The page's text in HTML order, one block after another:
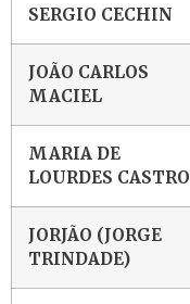
SERGIO CECHIN
JOÃO CARLOS
MACIEL
MARIA DE
LOURDES CASTRO
JORJÃO (JORGE
TRINDADE)